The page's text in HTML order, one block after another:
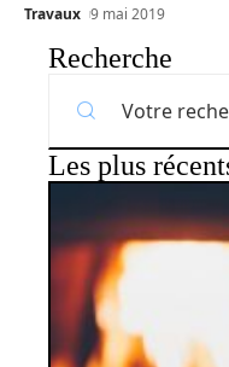
Travaux 9 mai 2019
Recherche
Les plus